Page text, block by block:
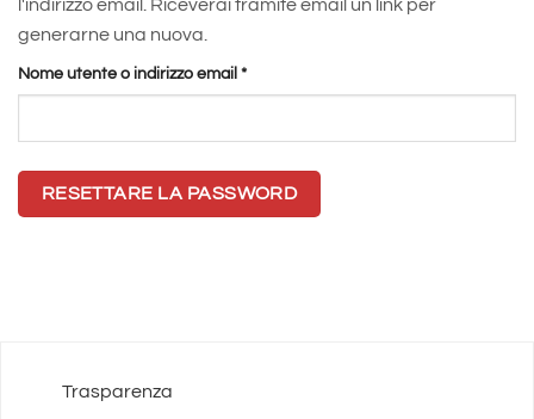
l'indirizzo email. Riceverai tramite email un link per
generarne una nuova.
Nome utente o indirizzo email *Richiesto
RESETTARE LA PASSWORD
Trasparenza